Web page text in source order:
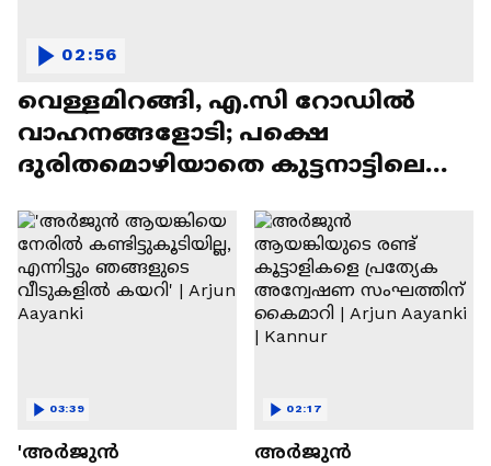
വെള്ളമിറങ്ങി, എ.സി റോഡിൽ
വാഹനങ്ങളോടി; പക്ഷെ
ദുരിതമൊഴിയാതെ കുട്ടനാട്ടിലെ
02:56
'അർജുൻ
03:39
അർജുൻ
02:17